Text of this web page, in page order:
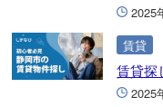
2025
賃貸
賃貸探
2025